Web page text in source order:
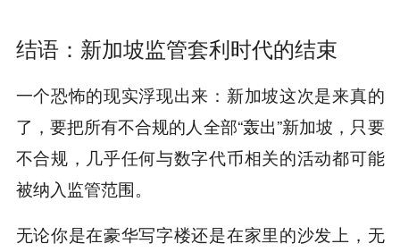
结语：新加坡监管套利时代的结束
一个恐怖的现实浮现出来：新加坡这次是来真的
了，要把所有不合规的人全部“轰出”新加坡，只要
不合规，几乎任何与数字代币相关的活动都可能
被纳入监管范围。
无论你是在豪华写字楼还是在家里的沙发上，无